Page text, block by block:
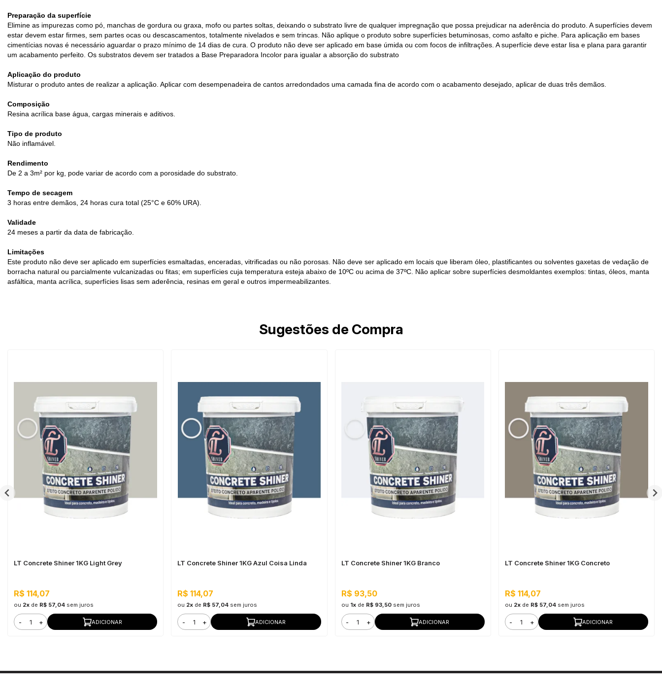
Preparação da superfície
Elimine as impurezas como pó, manchas de gordura ou graxa, mofo ou partes soltas, deixando o substrato livre de qualquer impregnação que possa prejudicar na aderência do produto. A superfícies devem
estar devem estar firmes, sem partes ocas ou descascamentos, totalmente nivelados e sem trincas. Não aplique o produto sobre superfícies betuminosas, como asfalto e piche. Para aplicação em bases
cimentícias novas é necessário aguardar o prazo mínimo de 14 dias de cura. O produto não deve ser aplicado em base úmida ou com focos de infiltrações. A superfície deve estar lisa e plana para garantir
um acabamento perfeito. Os substratos devem ser tratados a Base Preparadora Incolor para igualar a absorção do substrato
Aplicação do produto
Misturar o produto antes de realizar a aplicação. Aplicar com desempenadeira de cantos arredondados uma camada fina de acordo com o acabamento desejado, aplicar de duas três demãos.
Composição
Resina acrílica base água, cargas minerais e aditivos.
Tipo de produto
Não inflamável.
Rendimento
De 2 a 3m² por kg, pode variar de acordo com a porosidade do substrato.
Tempo de secagem
3 horas entre demãos, 24 horas cura total (25°C e 60% URA).
Validade
24 meses a partir da data de fabricação.
Limitações
Este produto não deve ser aplicado em superfícies esmaltadas, enceradas, vitrificadas ou não porosas. Não deve ser aplicado em locais que liberam óleo, plastificantes ou solventes gaxetas de vedação de
borracha natural ou parcialmente vulcanizadas ou fitas; em superfícies cuja temperatura esteja abaixo de 10ºC ou acima de 37ºC. Não aplicar sobre superfícies desmoldantes exemplos: tintas, óleos, manta
asfáltica, manta acrílica, superfícies lisas sem aderência, resinas em geral e outros impermeabilizantes.
Sugestões de Compra
LT Concrete Shiner 1KG Light Grey
R$ 114,07
ou 2x de R$ 57,04 sem juros
- + ADICIONAR
LT Concrete Shiner 1KG Azul Coisa Linda
R$ 114,07
ou 2x de R$ 57,04 sem juros
- + ADICIONAR
LT Concrete Shiner 1KG Branco
R$ 93,50
ou 1xde R$ 93,50 sem juros
- + ADICIONAR
LT Concrete Shiner 1KG Concreto
R$ 114,07
ou 2xde R$ 57,04 sem juros
- + ADICIONAR